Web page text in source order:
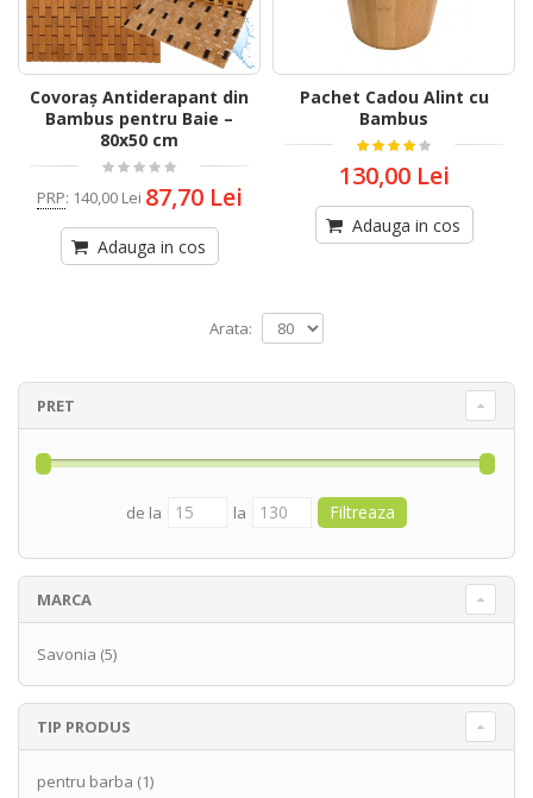
Covoraș Antiderapant din
Bambus pentru Baie –
80x50 cm
PRP: 140,00 Lei 87,70 Lei
Adauga in cos
Pachet Cadou Alint cu
Bambus
130,00 Lei
Adauga in cos
Arata:
PRET
de la la
MARCA
Savonia (5)
TIP PRODUS
pentru barba (1)